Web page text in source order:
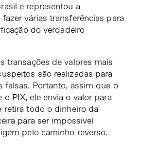
e representou a
várias transferências para
do verdadeiro
transações de valores mais
são realizadas para
falsas. Portanto, assim que o
PIX, ele envia o valor para
retira todo o dinheiro da
para ser impossível
pelo caminho reverso.